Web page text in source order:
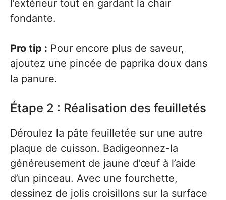
l’extérieur tout en gardant la chair
fondante.
Pro tip : Pour encore plus de saveur,
ajoutez une pincée de paprika doux dans
la panure.
Étape 2 : Réalisation des feuilletés
Déroulez la pâte feuilletée sur une autre
plaque de cuisson. Badigeonnez-la
généreusement de jaune d’œuf à l’aide
d’un pinceau. Avec une fourchette,
dessinez de jolis croisillons sur la surface